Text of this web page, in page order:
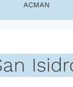
ACMAN